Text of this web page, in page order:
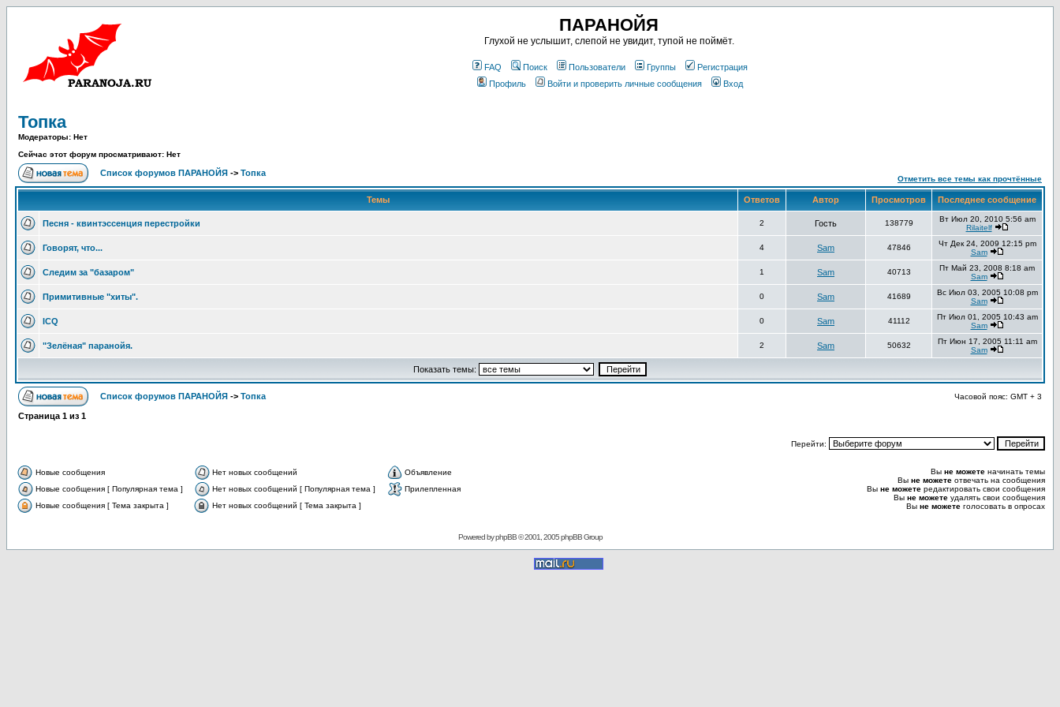
ПАРАНОЙЯ
Глухой не услышит, слепой не увидит, тупой не поймёт.
FAQ Поиск Пользователи Группы
Регистрация
Профиль
Войти и проверить личные сообщения Вход
Топка
Модераторы: Нет
Сейчас этот форум просматривают: Нет
Список форумов ПАРАНОЙЯ -> Топка
Отметить все темы как прочтённые
Темы Ответов Автор Просмотров Последнее сообщение
Песня - квинтэссенция перестройки 2 Гость 138779
Вт Июл 20, 2010 5:56 am
Rilaitelf
Говорят, что... 4 Sam 47846
Чт Дек 24, 2009 12:15 pm
Sam
Следим за "базаром" 1 Sam 40713
Пт Май 23, 2008 8:18 am
Sam
Примитивные "хиты". 0 Sam 41689
Вс Июл 03, 2005 10:08 pm
Sam
ICQ 0 Sam 41112
Пт Июл 01, 2005 10:43 am
Sam
"Зелёная" паранойя. 2 Sam 50632
Пт Июн 17, 2005 11:11 am
Sam
Показать темы:
Список форумов ПАРАНОЙЯ -> Топка Часовой пояс: GMT + 3
Страница 1 из 1
Перейти:
Новые сообщения Нет новых сообщений
Объявление
Новые сообщения [ Популярная тема ]
Нет новых сообщений [ Популярная тема ]
Прилепленная
Новые сообщения [ Тема закрыта ]
Нет новых сообщений [ Тема закрыта ]
Вы не можете начинать темы
Вы не можете отвечать на сообщения
Вы не можете редактировать свои сообщения
Вы не можете удалять свои сообщения
Вы не можете голосовать в опросах
Powered byphpBB© 2001, 2005 phpBB Group